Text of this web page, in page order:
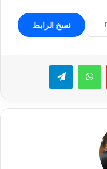
نسخ الرابط
بينتيريستواتساب تيلقرام